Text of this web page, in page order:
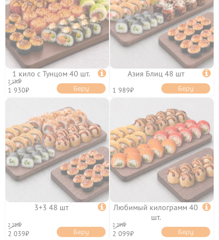
1 кило с Тунцом 40 шт. 
2 130₽
1 930₽ Беру
Азия Блиц 48 шт 
1 989₽ Беру
3+3 48 шт 
2 239₽
2 039₽ Беру
Любимый килограмм 40
шт.

2 299₽
2 099₽ Беру